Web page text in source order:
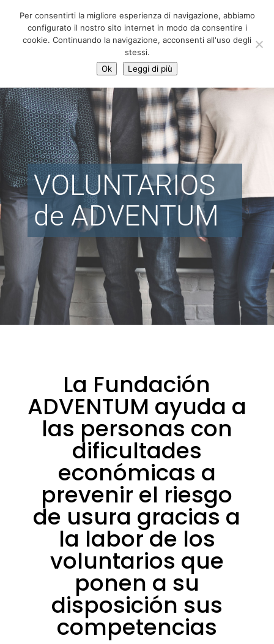
06 39725888
info@adventum.org
VOLUNTARIOS
de ADVENTUM
La Fundación
ADVENTUM ayuda a
las personas con
dificultades
económicas a
prevenir el riesgo
de usura gracias a
la labor de los
voluntarios que
ponen a su
disposición sus
competencias
Per consentirti la migliore esperienza di navigazione, abbiamo
configurato il nostro sito internet in modo da consentire i
cookie. Continuando la navigazione, acconsenti all'uso degli
stessi.
Ok
Leggi di più